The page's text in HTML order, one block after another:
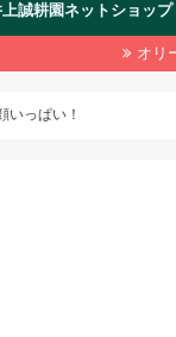
誠耕園ネットショップ
オリ
いっぱい！